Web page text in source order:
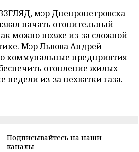
мэр Днепропетровска
начать отопительный
можно позже из-за сложной
Мэр Львова Андрей
коммунальные предприятия
отопление жилых
из-за нехватки газа.
Подписывайтесь на наши
каналы